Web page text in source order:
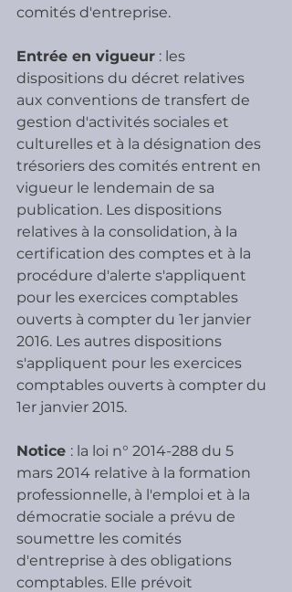
comités d'entreprise.
Entrée en vigueur : les
dispositions du décret relatives
aux conventions de transfert de
gestion d'activités sociales et
culturelles et à la désignation des
trésoriers des comités entrent en
vigueur le lendemain de sa
publication. Les dispositions
relatives à la consolidation, à la
certification des comptes et à la
procédure d'alerte s'appliquent
pour les exercices comptables
ouverts à compter du 1er janvier
2016. Les autres dispositions
s'appliquent pour les exercices
comptables ouverts à compter du
1er janvier 2015.
Notice : la loi n° 2014-288 du 5
mars 2014 relative à la formation
professionnelle, à l'emploi et à la
démocratie sociale a prévu de
soumettre les comités
d'entreprise à des obligations
comptables. Elle prévoit